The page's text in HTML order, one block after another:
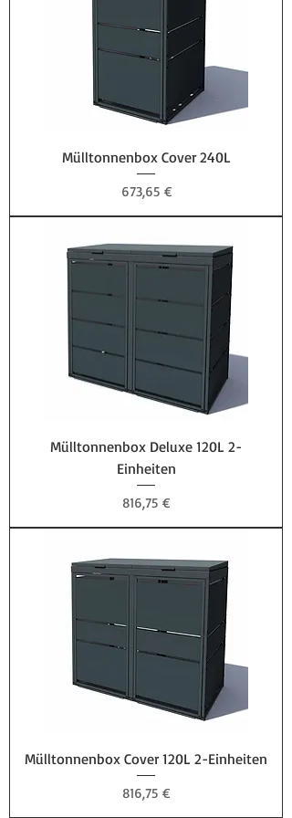
Mülltonnenbox Cover 240L
Preis
673,65 €
Mülltonnenbox Deluxe 120L 2-
Einheiten
Preis
816,75 €
Mülltonnenbox Cover 120L 2-Einheiten
Preis
816,75 €